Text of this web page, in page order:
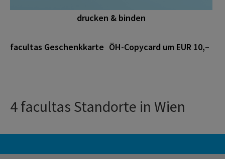
drucken & binden
facultas Geschenkkarte ÖH-Copycard um EUR 10,–
4 facultas Standorte in Wien